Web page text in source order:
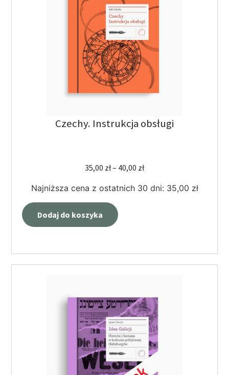
Czechy. Instrukcja obsługi
35,00 zł– 40,00 zł
Najniższa cena z ostatnich 30 dni: 35,00 zł
Dodaj do koszyka